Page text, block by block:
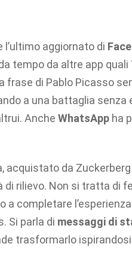
aggiornato di
tempo da altre app quali
frase di Pablo Picasso
a una battaglia senza
Anche WhatsApp ha
da
di rilievo. Non si tratta di
completare l’esperienza
Si parla di messaggi di
trasformarlo ispirandosi